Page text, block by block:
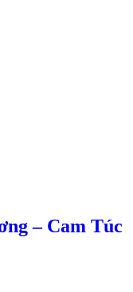
– Cam Túc